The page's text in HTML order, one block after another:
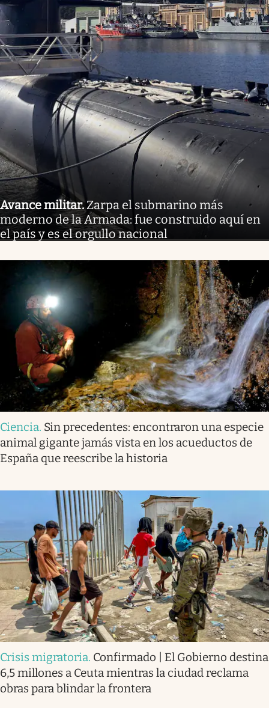
Avance militar.Zarpa el submarino más
moderno de la Armada: fue construido aquí en
el país y es el orgullo nacional
Ciencia. Sin precedentes: encontraron una especie
animal gigante jamás vista en los acueductos de
España que reescribe la historia
Crisis migratoria. Confirmado | El Gobierno destina
6,5 millones a Ceuta mientras la ciudad reclama
obras para blindar la frontera